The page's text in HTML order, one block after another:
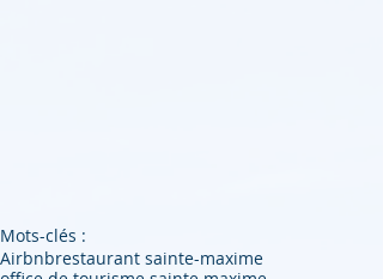
Mots-clés :
Airbnbrestaurant sainte-maxime